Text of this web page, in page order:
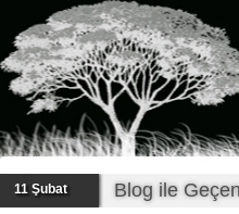
11 Şubat Blog ile